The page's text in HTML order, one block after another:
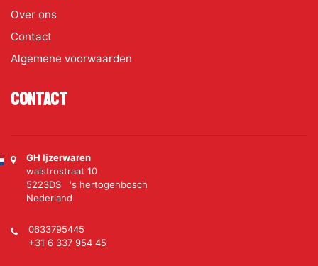
Over ons
Contact
Algemene voorwaarden
Contact
GH Ijzerwaren
walstrostraat 10
5223DS 's hertogenbosch
Nederland
0633795445
+31 6 337 954 45